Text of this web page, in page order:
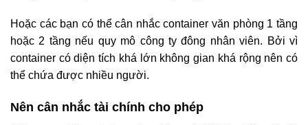
Hoặc các bạn có thể cân nhắc container văn phòng 1 tầng
hoặc 2 tầng nếu quy mô công ty đông nhân viên. Bởi vì
container có diện tích khá lớn không gian khá rộng nên có
thể chứa được nhiều người.
Nên cân nhắc tài chính cho phép